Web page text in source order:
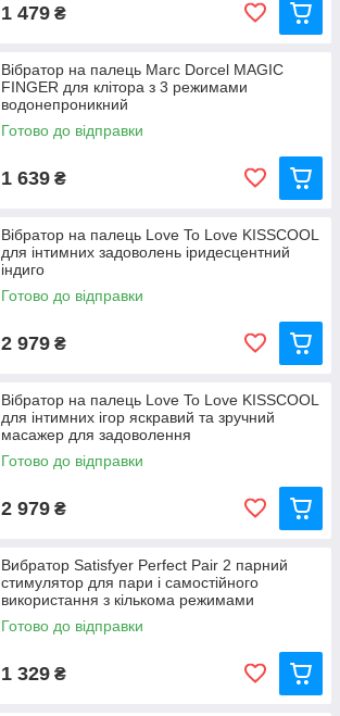
1 479 ₴
Вібратор на палець Marc Dorcel MAGIC
FINGER для клітора з 3 режимами
водонепроникний
Готово до відправки
1 639 ₴
Вібратор на палець Love To Love KISSCOOL
для інтимних задоволень іридесцентний
індиго
Готово до відправки
2 979 ₴
Вібратор на палець Love To Love KISSCOOL
для інтимних ігор яскравий та зручний
масажер для задоволення
Готово до відправки
2 979 ₴
Вибратор Satisfyer Perfect Pair 2 парний
стимулятор для пари і самостійного
використання з кількома режимами
Готово до відправки
1 329 ₴